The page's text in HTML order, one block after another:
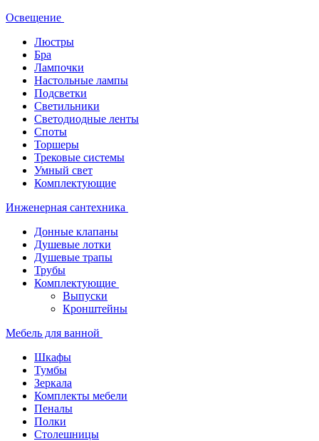
Освещение
Люстры
Бра
Лампочки
Настольные лампы
Подсветки
Светильники
Светодиодные ленты
Споты
Торшеры
Трековые системы
Умный свет
Комплектующие
Инженерная сантехника
Донные клапаны
Душевые лотки
Душевые трапы
Трубы
Комплектующие
Выпуски
Кронштейны
Мебель для ванной
Шкафы
Тумбы
Зеркала
Комплекты мебели
Пеналы
Полки
Столешницы